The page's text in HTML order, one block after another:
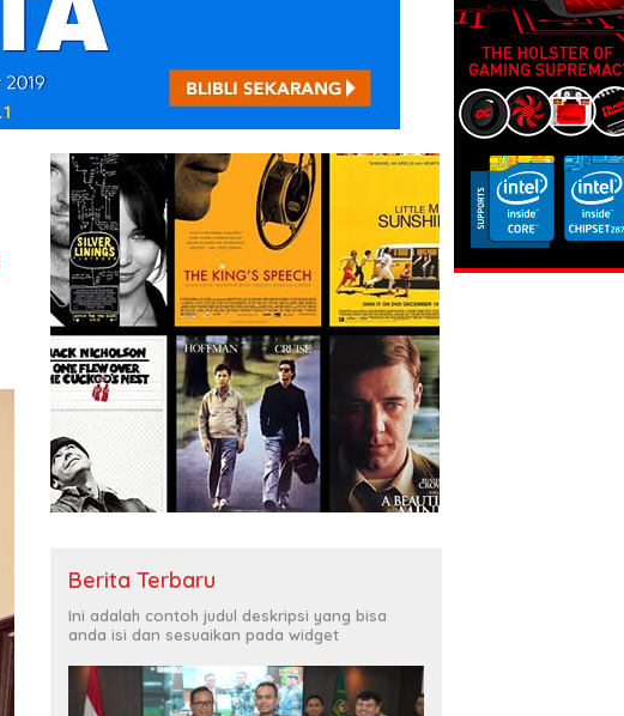
Berita Terbaru
Ini adalah contoh judul deskripsi yang bisa
anda isi dan sesuaikan pada widget